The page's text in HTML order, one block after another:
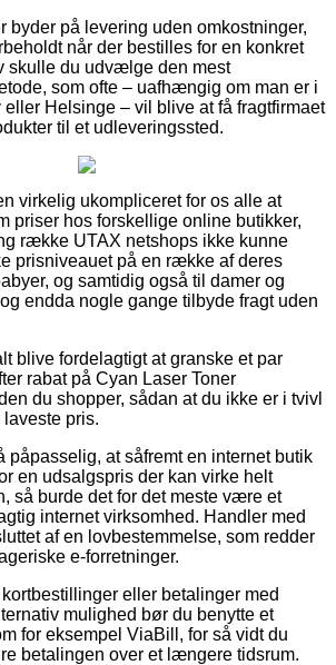
byder på levering uden omkostninger,
når der bestilles for en konkret
skulle du udvælge den mest
som ofte – uafhængig om man er i
Helsinge – vil blive at få fragtfirmaet
til et udleveringssted.
virkelig ukompliceret for os alle at
priser hos forskellige online butikker,
række UTAX netshops ikke kunne
prisniveauet på en række af deres
og samtidig også til damer og
endda nogle gange tilbyde fragt uden
blive fordelagtigt at granske et par
rabat på Cyan Laser Toner
du shopper, sådan at du ikke er i tvivl
pris.
påpasselig, at såfremt en internet butik
en udsalgspris der kan virke helt
så burde det for det meste være et
internet virksomhed. Handler med
af en lovbestemmelse, som redder
e-forretninger.
eller betalinger med
mulighed bør du benytte et
for eksempel ViaBill, for så vidt du
betalingen over et længere tidsrum.